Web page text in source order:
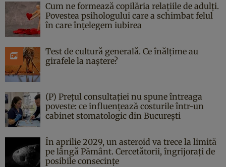
Cum ne formează copilăria relațiile de adulți.
Povestea psihologului care a schimbat felul
în care înțelegem iubirea
Test de cultură generală. Ce înălțime au
girafele la naștere?
(P) Prețul consultației nu spune întreaga
poveste: ce influențează costurile într-un
cabinet stomatologic din București
În aprilie 2029, un asteroid va trece la limită
pe lângă Pământ. Cercetătorii, îngrijorați de
posibile consecințe